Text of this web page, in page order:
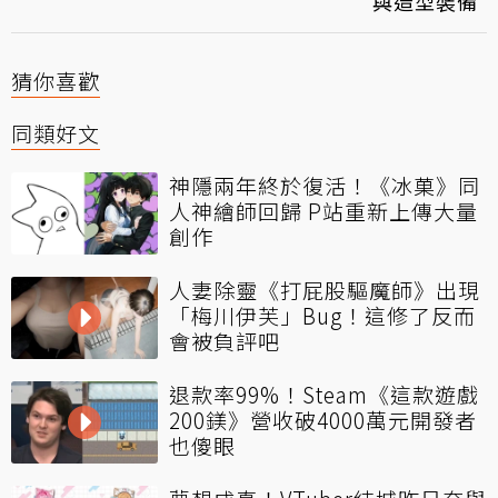
猜你喜歡
同類好文
神隱兩年終於復活！《冰菓》同
人神繪師回歸 P站重新上傳大量
創作
人妻除靈《打屁股驅魔師》出現
「梅川伊芙」Bug！這修了反而
會被負評吧
退款率99%！Steam《這款遊戲
200鎂》營收破4000萬元開發者
也傻眼